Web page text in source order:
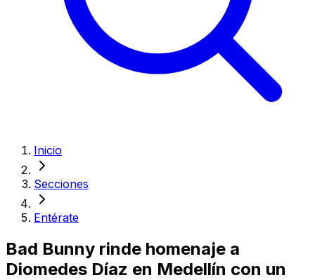
Inicio
Secciones
Entérate
Bad Bunny rinde homenaje a
Diomedes Díaz en Medellín con un